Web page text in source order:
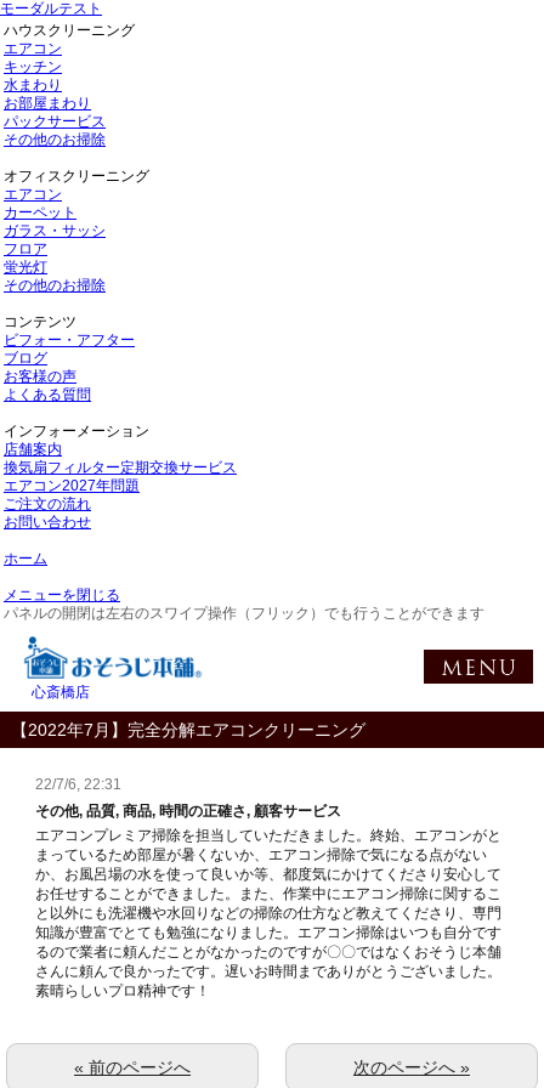
モーダルテスト
ハウスクリーニング
エアコン
キッチン
水まわり
お部屋まわり
パックサービス
その他のお掃除
オフィスクリーニング
エアコン
カーペット
ガラス・サッシ
フロア
蛍光灯
その他のお掃除
コンテンツ
ビフォー・アフター
ブログ
お客様の声
よくある質問
インフォーメーション
店舗案内
換気扇フィルター定期交換サービス
エアコン2027年問題
ご注文の流れ
お問い合わせ
ホーム
メニューを閉じる
パネルの開閉は左右のスワイプ操作（フリック）でも行うことができます
心斎橋店
【2022年7月】完全分解エアコンクリーニング
22/7/6, 22:31
その他, 品質, 商品, 時間の正確さ, 顧客サービス
エアコンプレミア掃除を担当していただきました。終始、エアコンがと
まっているため部屋が暑くないか、エアコン掃除で気になる点がない
か、お風呂場の水を使って良いか等、都度気にかけてくださり安心して
お任せすることができました。また、作業中にエアコン掃除に関するこ
と以外にも洗濯機や水回りなどの掃除の仕方など教えてくださり、専門
知識が豊富でとても勉強になりました。エアコン掃除はいつも自分です
るので業者に頼んだことがなかったのですが〇〇ではなくおそうじ本舗
さんに頼んで良かったです。遅いお時間までありがとうございました。
素晴らしいプロ精神です！
次のページへ »
« 前のページへ